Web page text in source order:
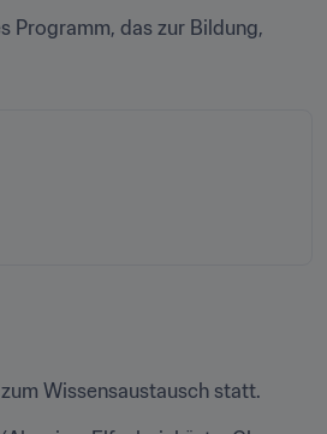
Programm, das zur Bildung,
Wissensaustausch statt.